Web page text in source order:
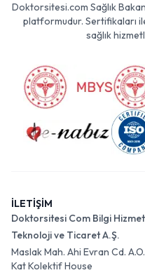
Doktorsitesi.com Sağlık
platformudur. Sertifikaları
sağlık
İLETİŞİM
Doktorsitesi Com Bilgi
Teknoloji ve Ticaret A.Ş.
Maslak Mah. Ahi Evran Cd.
Kat Kolektif House